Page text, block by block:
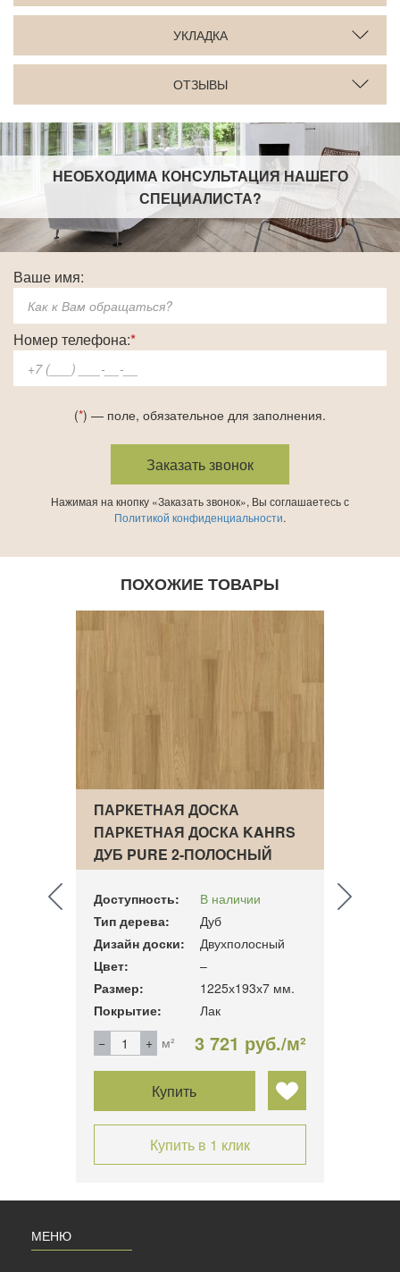
УКЛАДКА
ОТЗЫВЫ
НЕОБХОДИМА КОНСУЛЬТАЦИЯ НАШЕГО
СПЕЦИАЛИСТА?
Ваше имя:
Номер телефона:*
(*) — поле, обязательное для заполнения.
Нажимая на кнопку «Заказать звонок», Вы соглашаетесь с
Политикой конфиденциальности.
ПОХОЖИЕ ТОВАРЫ
ПАРКЕТНАЯ ДОСКА
ПАРКЕТНАЯ ДОСКА KAHRS
ДУБ PURE 2-ПОЛОСНЫЙ
Доступность:
В наличии
Тип дерева:
Дуб
Дизайн доски:
Двухполосный
Цвет:
–
Размер:
1225х193х7 мм.
Покрытие:
Лак
м²
3 721 руб./м²
Купить
Купить в 1 клик
МЕНЮ